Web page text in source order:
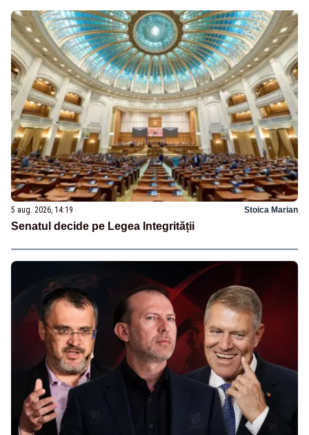
5 aug. 2026, 14:19 Stoica Marian
Senatul decide pe Legea Integrității